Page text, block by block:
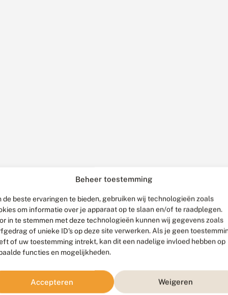
Beheer toestemming
de beste ervaringen te bieden, gebruiken wij technologieën zoals
om informatie over je apparaat op te slaan en/of te raadplegen.
in te stemmen met deze technologieën kunnen wij gegevens zoals
of unieke ID's op deze site verwerken. Als je geen
of uw toestemming intrekt, kan dit een nadelige invloed hebben op
functies en mogelijkheden.
Accepteren Weigeren